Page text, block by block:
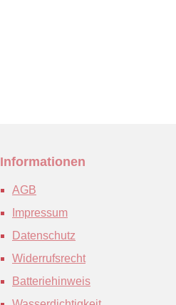
Informationen
AGB
Impressum
Datenschutz
Widerrufsrecht
Batteriehinweis